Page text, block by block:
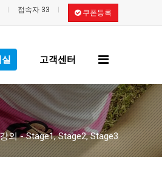
접속자 33 쿠폰등록
고객센터
전
메
뉴
의 - Stage1, Stage2, Stage3